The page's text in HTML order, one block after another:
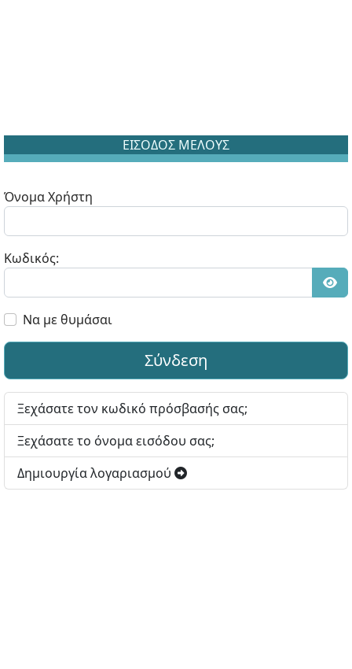
ΕΙΣΟΔΟΣ ΜΕΛΟΥΣ
Όνομα Χρήστη
Κωδικός:
Να με θυμάσαι
Σύνδεση
Ξεχάσατε τον κωδικό πρόσβασής σας;
Ξεχάσατε το όνομα εισόδου σας;
Δημιουργία λογαριασμού